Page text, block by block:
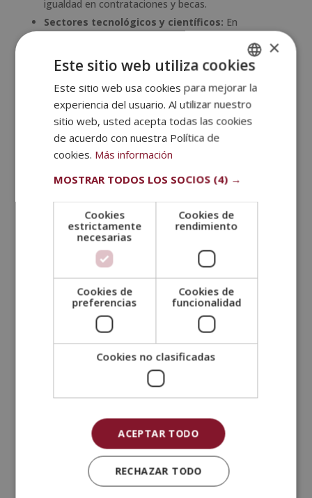
igualdad en contrataciones y becas.
Sectores tecnológicos y científicos: En
subrepresentadas, estas medidas buscan generar
Importancia de las cuotas de género
Las cuotas no soloaumentan la presencia
femenina en espacioshistóricamente dominados
por hombres, sino que también generan un impacto
han demostrado que la diversidad de género en
equipos de trabajomejora la innovación, la
productividad y la rentabilidad. En la política, la
participación equitativa de mujeres contribuye a que
impulsen leyes y políticas públicas
aborden las necesidades de toda la población, no
solo de una parte.
Te puede interesar:
¿Cómo es una formación en igualdad de género?
¿En dónde se aplican?
Las cuotas de género han sido implementadas en
diversos países con distintos grados de éxito.
Algunos ejemplos incluyen:
América Latina:Países como Argentina, México
SPANISH
PORTUGUESE
×
Este sitio web utiliza cookies
Este sitio web usa cookies para mejorar la
experiencia del usuario. Al utilizar nuestro
sitio web, usted acepta todas las cookies
de acuerdo con nuestra Política de
cookies. Más información
MOSTRAR TODOS LOS SOCIOS (4) →
Cookies
estrictamente
necesarias
Cookies de
rendimiento
Cookies de
preferencias
Cookies de
funcionalidad
Cookies no clasificadas
ACEPTAR TODO
RECHAZAR TODO